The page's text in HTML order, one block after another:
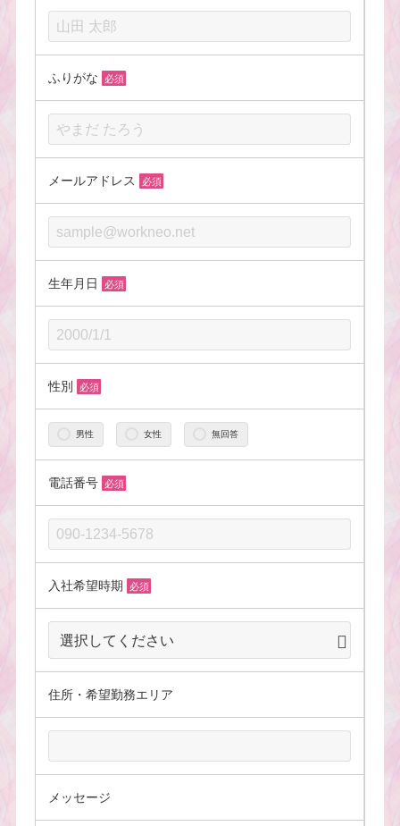
ふりがな 必須
メールアドレス 必須
生年月日 必須
性別 必須
男性 女性 無回答
電話番号 必須
入社希望時期 必須
住所・希望勤務エリア
メッセージ